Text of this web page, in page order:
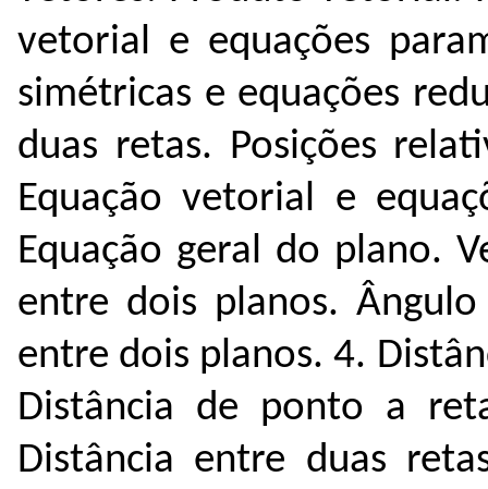
vetorial e equações
simétricas e equações
duas retas. Posições
Equação vetorial e
Equação geral do plano.
entre dois planos.
entre dois planos. 4.
Distância de ponto a
Distância entre duas